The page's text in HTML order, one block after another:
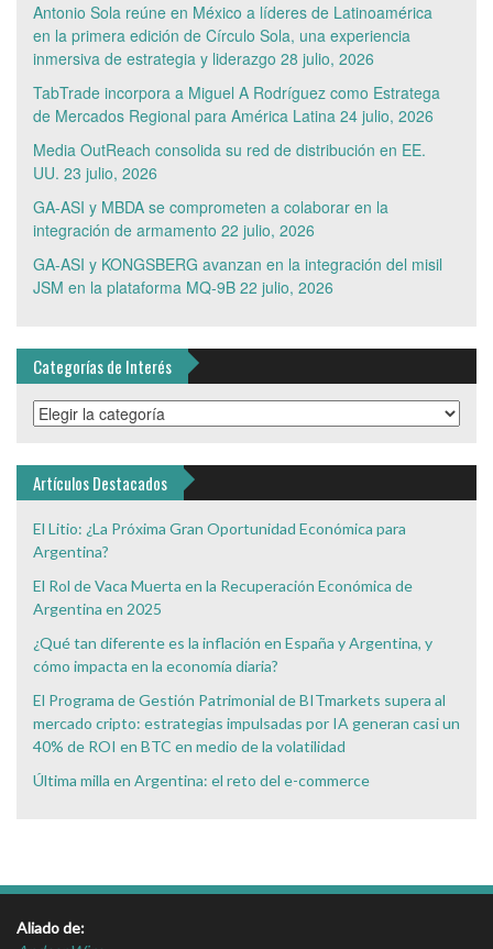
Antonio Sola reúne en México a líderes de Latinoamérica
en la primera edición de Círculo Sola, una experiencia
inmersiva de estrategia y liderazgo 28 julio, 2026
TabTrade incorpora a Miguel A Rodríguez como Estratega
de Mercados Regional para América Latina 24 julio, 2026
Media OutReach consolida su red de distribución en EE.
UU. 23 julio, 2026
GA-ASI y MBDA se comprometen a colaborar en la
integración de armamento 22 julio, 2026
GA-ASI y KONGSBERG avanzan en la integración del misil
JSM en la plataforma MQ-9B 22 julio, 2026
Categorías de Interés
Categorías
de
Artículos Destacados
El Litio: ¿La Próxima Gran Oportunidad Económica para
Argentina?
El Rol de Vaca Muerta en la Recuperación Económica de
Argentina en 2025
¿Qué tan diferente es la inflación en España y Argentina, y
cómo impacta en la economía diaria?
El Programa de Gestión Patrimonial de BITmarkets supera al
mercado cripto: estrategias impulsadas por IA generan casi un
40% de ROI en BTC en medio de la volatilidad
Última milla en Argentina: el reto del e-commerce
Aliado de: